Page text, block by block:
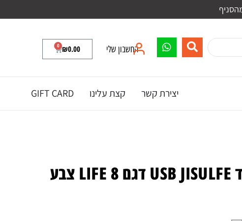
החשבון שלי ₪0.00
0
יצירת קשר קצת עלינו GIFT CARD
מאוורר כיס נייד USB JISULFE דגם LIFE 8 צבע